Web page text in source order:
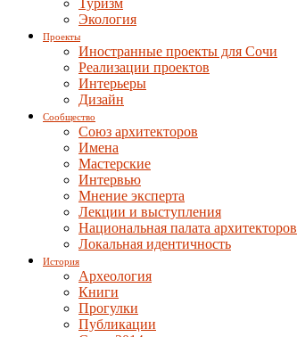
Туризм
Экология
Проекты
Иностранные проекты для Сочи
Реализации проектов
Интерьеры
Дизайн
Сообщество
Союз архитекторов
Имена
Мастерские
Интервью
Мнение эксперта
Лекции и выступления
Национальная палата архитекторов
Локальная идентичность
История
Археология
Книги
Прогулки
Публикации